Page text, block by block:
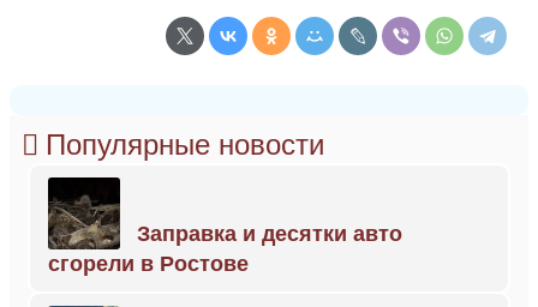
Популярные новости
Заправка и десятки авто
сгорели в Ростове